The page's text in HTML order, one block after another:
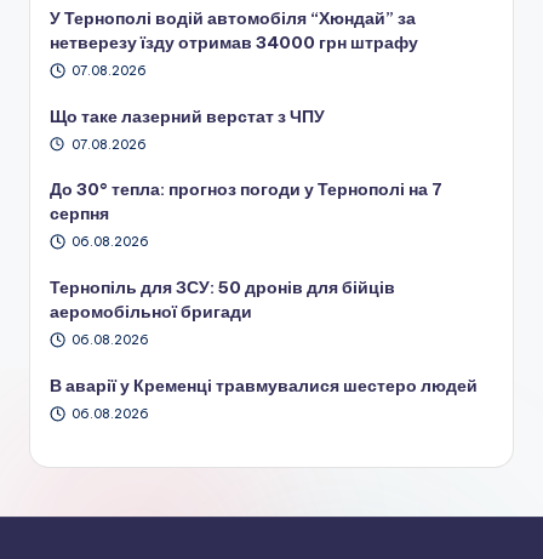
У Тернополі водій автомобіля “Хюндай” за
нетверезу їзду отримав 34000 грн штрафу
07.08.2026
Що таке лазерний верстат з ЧПУ
07.08.2026
До 30° тепла: прогноз погоди у Тернополі на 7
серпня
06.08.2026
Тернопіль для ЗСУ: 50 дронів для бійців
аеромобільної бригади
06.08.2026
В аварії у Кременці травмувалися шестеро людей
06.08.2026